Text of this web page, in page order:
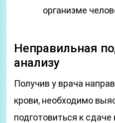
организме
Неправильная
анализу
Получив у врача
крови, необходимо
подготовиться к